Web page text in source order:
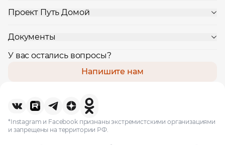
Проект Путь Домой
Документы
У вас остались вопросы?
Напишите нам
*Instagram и Facebook признаны экстремистскими организациями
и запрещены на территории РФ.